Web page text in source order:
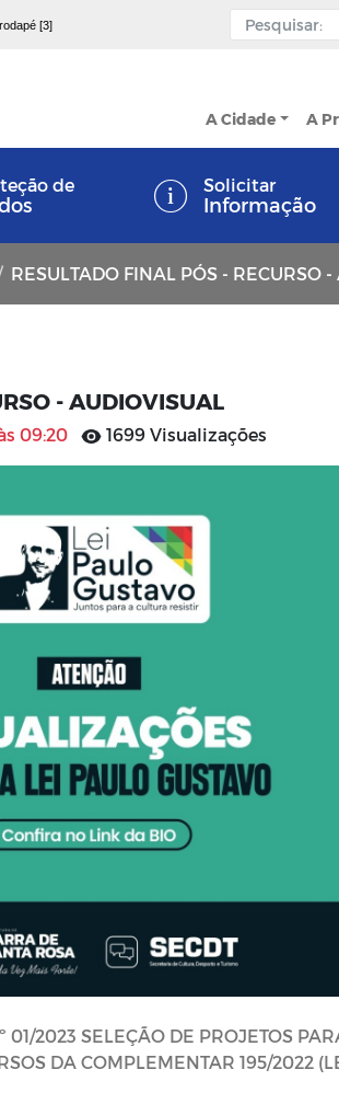
[3]
A Cidade A
de Solicitar
Informação
RESULTADO FINAL PÓS - RECURSO
- AUDIOVISUAL
09:20 1699 Visualizações
2023 SELEÇÃO DE PROJETOS
DA COMPLEMENTAR 195/2022